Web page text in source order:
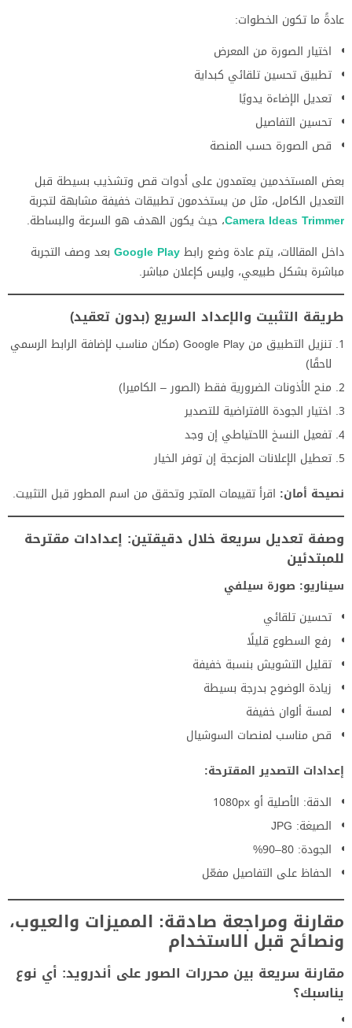
عادةً ما تكون الخطوات:
اختيار الصورة من المعرض
تطبيق تحسين تلقائي كبداية
تعديل الإضاءة يدويًا
تحسين التفاصيل
قص الصورة حسب المنصة
بعض المستخدمين يعتمدون على أدوات قص وتشذيب بسيطة قبل
التعديل الكامل، مثل من يستخدمون تطبيقات خفيفة مشابهة لتجربة
Camera Ideas Trimmer، حيث يكون الهدف هو السرعة والبساطة.
داخل المقالات، يتم عادة وضع رابطGoogle Play بعد وصف التجربة
مباشرة بشكل طبيعي، وليس كإعلان مباشر.
طريقة التثبيت والإعداد السريع (بدون تعقيد)
تنزيل التطبيق من Google Play (مكان مناسب لإضافة الرابط الرسمي
لاحقًا)
منح الأذونات الضرورية فقط (الصور – الكاميرا)
اختيار الجودة الافتراضية للتصدير
تفعيل النسخ الاحتياطي إن وجد
تعطيل الإعلانات المزعجة إن توفر الخيار
نصيحة أمان: اقرأ تقييمات المتجر وتحقق من اسم المطور قبل التثبيت.
وصفة تعديل سريعة خلال دقيقتين: إعدادات مقترحة
للمبتدئين
سيناريو: صورة سيلفي
تحسين تلقائي
رفع السطوع قليلًا
تقليل التشويش بنسبة خفيفة
زيادة الوضوح بدرجة بسيطة
لمسة ألوان خفيفة
قص مناسب لمنصات السوشيال
إعدادات التصدير المقترحة:
الدقة: الأصلية أو 1080px
الصيغة: JPG
الجودة: 80–90%
الحفاظ على التفاصيل مفعّل
مقارنة ومراجعة صادقة: المميزات والعيوب،
ونصائح قبل الاستخدام
مقارنة سريعة بين محررات الصور على أندرويد: أي نوع
يناسبك؟